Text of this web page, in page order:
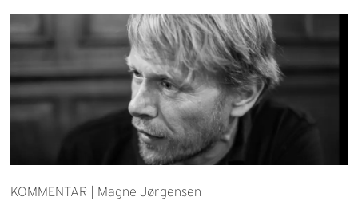
KOMMENTAR | Magne Jørgensen